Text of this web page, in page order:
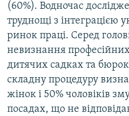
(60%). Водночас
труднощі з інтеграцією
ринок праці. Серед
невизнання
дитячих садках та
складну процедуру
жінок і 50% чоловіків
посадах, що не